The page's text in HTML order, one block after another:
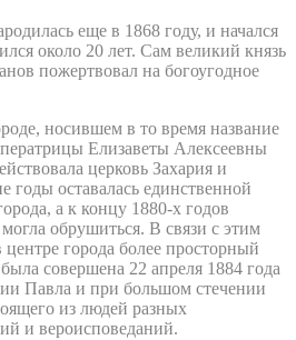
еще в 1868 году, и начался
около 20 лет. Сам великий князь
пожертвовал на богоугодное
носившем в то время название
Елизаветы Алексеевны
церковь Захария и
годы оставалась единственной
а к концу 1880-х годов
обрушиться. В связи с этим
города более просторный
совершена 22 апреля 1884 года
Павла и при большом стечении
из людей разных
и вероисповеданий.